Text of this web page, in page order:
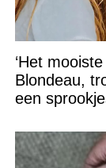
‘Het
Blondeau,
een